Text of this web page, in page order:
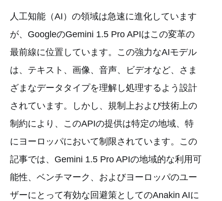
人工知能（AI）の領域は急速に進化しています
が、GoogleのGemini 1.5 Pro APIはこの変革の
最前線に位置しています。この強力なAIモデル
は、テキスト、画像、音声、ビデオなど、さま
ざまなデータタイプを理解し処理するよう設計
されています。しかし、規制上および技術上の
制約により、このAPIの提供は特定の地域、特
にヨーロッパにおいて制限されています。この
記事では、Gemini 1.5 Pro APIの地域的な利用可
能性、ベンチマーク、およびヨーロッパのユー
ザーにとって有効な回避策としてのAnakin AIに